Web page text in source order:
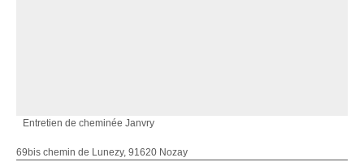
Entretien de cheminée Janvry
69bis chemin de Lunezy, 91620 Nozay